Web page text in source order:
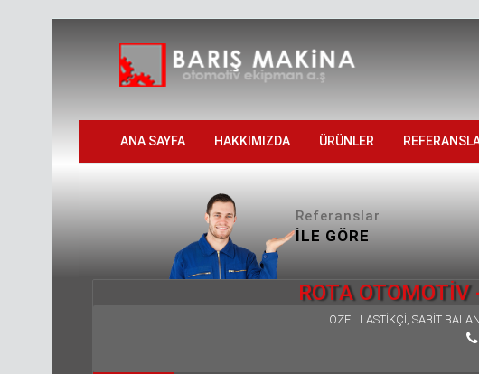
ANA SAYFA HAKKIMIZDA ÜRÜNLER
Referanslar
İLE GÖRE
ROTA
ÖZEL LASTİKÇİ, SABİT